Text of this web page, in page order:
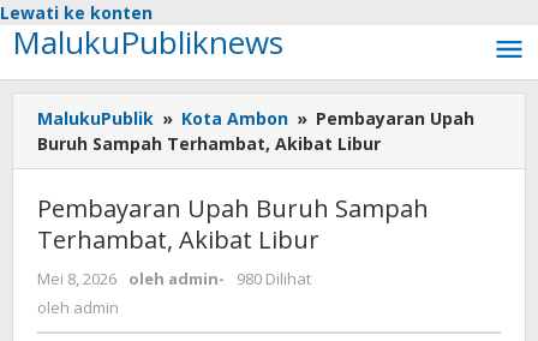
Lewati ke konten
MalukuPubliknews
MalukuPublik » Kota Ambon » Pembayaran Upah
Buruh Sampah Terhambat, Akibat Libur
Pembayaran Upah Buruh Sampah
Terhambat, Akibat Libur
Mei 8, 2026 oleh admin-
980 Dilihat
oleh admin